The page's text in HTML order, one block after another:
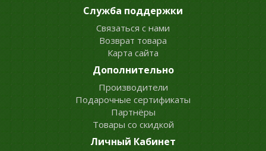
Служба поддержки
Связаться с нами
Возврат товара
Карта сайта
Дополнительно
Производители
Подарочные сертификаты
Партнёры
Товары со скидкой
Личный Кабинет